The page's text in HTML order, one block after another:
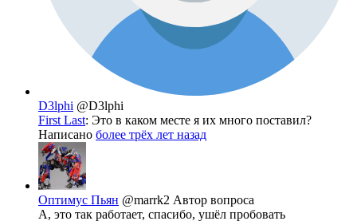
D3lphi @D3lphi
First Last: Это в каком месте я их много поставил?
Написано более трёх лет назад
Оптимус Пьян @marrk2 Автор вопроса
А, это так работает, спасибо, ушёл пробовать